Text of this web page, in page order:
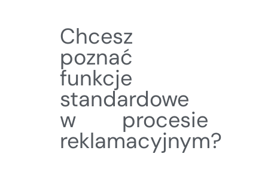
Chcesz
poznać
funkcje
standardowe
w procesie
reklamacyjnym?